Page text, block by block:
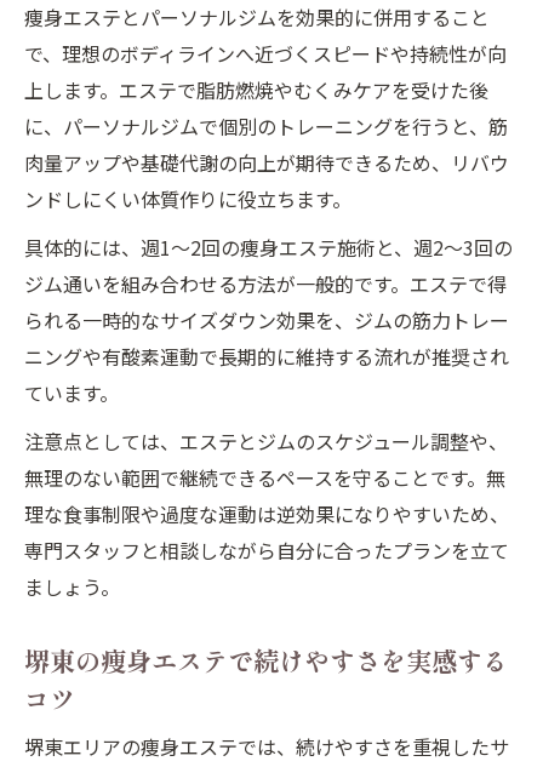
痩身エステとパーソナルジムを効果的に併用すること
で、理想のボディラインへ近づくスピードや持続性が向
上します。エステで脂肪燃焼やむくみケアを受けた後
に、パーソナルジムで個別のトレーニングを行うと、筋
肉量アップや基礎代謝の向上が期待できるため、リバウ
ンドしにくい体質作りに役立ちます。
具体的には、週1～2回の痩身エステ施術と、週2～3回の
ジム通いを組み合わせる方法が一般的です。エステで得
られる一時的なサイズダウン効果を、ジムの筋力トレー
ニングや有酸素運動で長期的に維持する流れが推奨され
ています。
注意点としては、エステとジムのスケジュール調整や、
無理のない範囲で継続できるペースを守ることです。無
理な食事制限や過度な運動は逆効果になりやすいため、
専門スタッフと相談しながら自分に合ったプランを立て
ましょう。
堺東の痩身エステで続けやすさを実感する
コツ
堺東エリアの痩身エステでは、続けやすさを重視したサ